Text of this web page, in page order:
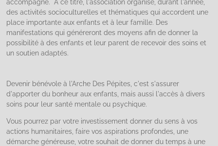
accompagné. À ce titre, l'association organise, durant l'année,
des activités socioculturelles et thématiques qui accordent une
place importante aux enfants et à leur famille. Des
manifestations qui généreront des moyens afin de donner la
possibilité à des enfants et leur parent de recevoir des soins et
un soutien adaptés.
Devenir bénévole à l'Arche Des Pépites, c'est s'assurer
d'apporter du bonheur aux enfants, mais aussi l'accès à divers
soins pour leur santé mentale ou psychique.
Vous pourrez par votre investissement donner du sens à vos
actions humanitaires, faire vos aspirations profondes, une
démarche généreuse, votre souhait de donner du temps à une